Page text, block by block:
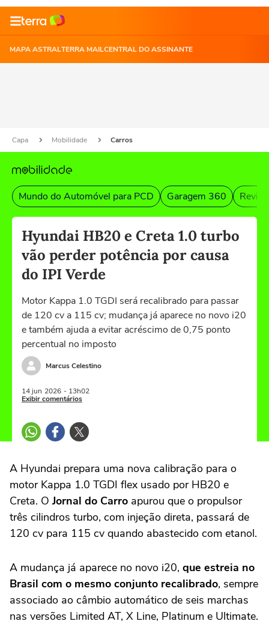
MAPA ASTRALTERRA MAILCENTRAL DO ASSINANTE
Capa Mobilidade Carros
Mundo do Automóvel para PCD Garagem 360
Hyundai HB20 e Creta 1.0 turbo
vão perder potência por causa
do IPI Verde
Motor Kappa 1.0 TGDI será recalibrado para passar
de 120 cv a 115 cv; mudança já aparece no novo i20
e também ajuda a evitar acréscimo de 0,75 ponto
percentual no imposto
Marcus Celestino
14 jun 2026 - 13h02
Exibir comentários
A Hyundai prepara uma nova calibração para o
motor Kappa 1.0 TGDI flex usado por HB20 e
Creta. O Jornal do Carro apurou que o propulsor
três cilindros turbo, com injeção direta, passará de
120 cv para 115 cv quando abastecido com etanol.
A mudança já aparece no novo i20, que estreia no
Brasil com o mesmo conjunto recalibrado, sempre
associado ao câmbio automático de seis marchas
nas versões Limited AT, X Line, Platinum e Ultimate.